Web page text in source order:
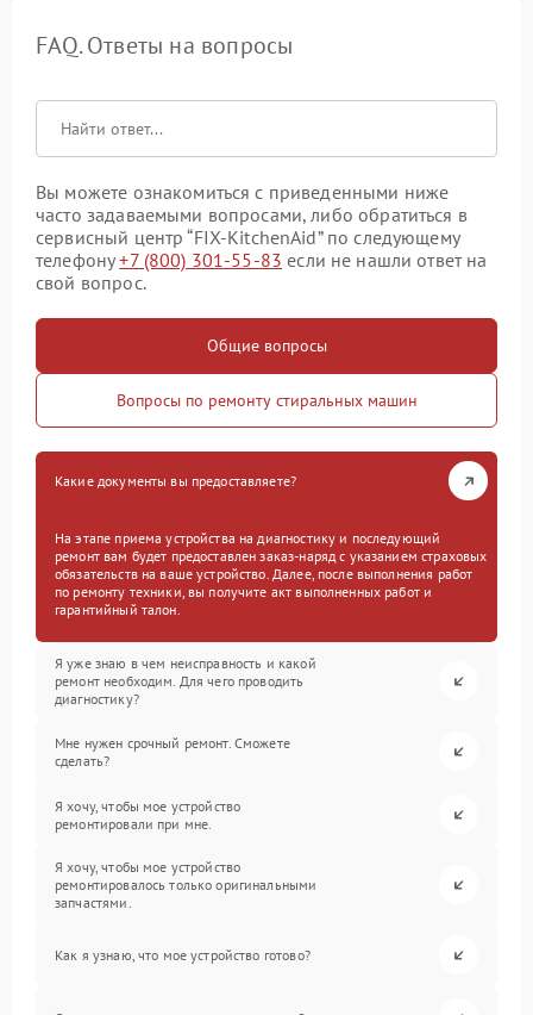
FAQ. Ответы на вопросы
Вы можете ознакомиться с приведенными ниже
часто задаваемыми вопросами, либо обратиться в
сервисный центр “FIX-KitchenAid” по следующему
телефону+7 (800) 301-55-83 если не нашли ответ на
свой вопрос.
Общие вопросы
Вопросы по ремонту стиральных машин
Какие документы вы предоставляете?
На этапе приема устройства на диагностику и последующий
ремонт вам будет предоставлен заказ-наряд с указанием страховых
обязательств на ваше устройство. Далее, после выполнения работ
по ремонту техники, вы получите акт выполненных работ и
гарантийный талон.
Я уже знаю в чем неисправность и какой
ремонт необходим. Для чего проводить
диагностику?
Мне нужен срочный ремонт. Сможете
сделать?
Я хочу, чтобы мое устройство
ремонтировали при мне.
Я хочу, чтобы мое устройство
ремонтировалось только оригинальными
запчастями.
Как я узнаю, что мое устройство готово?